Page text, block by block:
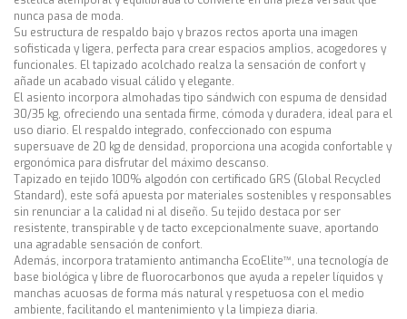
nunca pasa de moda.
Su estructura de respaldo bajo y brazos rectos aporta una imagen
sofisticada y ligera, perfecta para crear espacios amplios, acogedores y
funcionales. El tapizado acolchado realza la sensación de confort y
añade un acabado visual cálido y elegante.
El asiento incorpora almohadas tipo sándwich con espuma de densidad
30/35 kg, ofreciendo una sentada firme, cómoda y duradera, ideal para el
uso diario. El respaldo integrado, confeccionado con espuma
supersuave de 20 kg de densidad, proporciona una acogida confortable y
ergonómica para disfrutar del máximo descanso.
Tapizado en tejido 100% algodón con certificado GRS (Global Recycled
Standard), este sofá apuesta por materiales sostenibles y responsables
sin renunciar a la calidad ni al diseño. Su tejido destaca por ser
resistente, transpirable y de tacto excepcionalmente suave, aportando
una agradable sensación de confort.
Además, incorpora tratamiento antimancha EcoElite™, una tecnología de
base biológica y libre de fluorocarbonos que ayuda a repeler líquidos y
manchas acuosas de forma más natural y respetuosa con el medio
ambiente, facilitando el mantenimiento y la limpieza diaria.